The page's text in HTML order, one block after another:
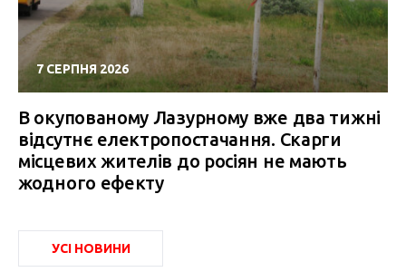
7 СЕРПНЯ 2026
В окупованому Лазурному вже два тижні
відсутнє електропостачання. Скарги
місцевих жителів до росіян не мають
жодного ефекту
УСІ НОВИНИ